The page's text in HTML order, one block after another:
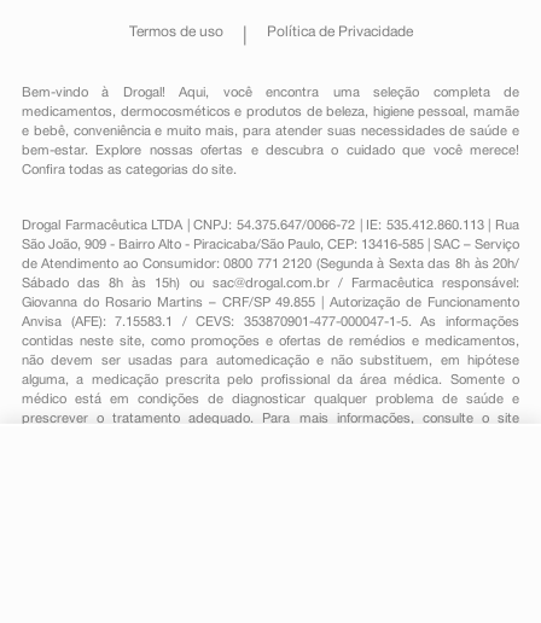
Termos de uso Política de Privacidade
Bem-vindo à Drogal! Aqui, você encontra uma seleção completa de
medicamentos , dermocosméticos e produtos de beleza, higiene pessoal ,mamãe
e bebê, conveniênciae muito mais, para atender suas necessidades de saúde e
bem-estar. Explore nossas ofertas e descubra o cuidado que você merece!
Confira todas as categorias do site.
Drogal Farmacêutica LTDA | CNPJ: 54.375.647/0066-72 | IE: 535.412.860.113 | Rua
São João, 909 - Bairro Alto - Piracicaba/São Paulo, CEP: 13416-585 | SAC – Serviço
de Atendimento ao Consumidor: 0800 771 2120 (Segunda à Sexta das 8h às 20h/
Sábado das 8h às 15h) ou sac@drogal.com.br/ Farmacêutica responsável:
Giovanna do Rosario Martins – CRF/SP 49.855 | Autorização de Funcionamento
Anvisa (AFE): 7.15583.1 / CEVS: 353870901-477-000047-1-5. As informações
contidas neste site, como promoções e ofertas de remédios e medicamentos,
não devem ser usadas para automedicação e não substituem, em hipótese
alguma, a medicação prescrita pelo profissional da área médica. Somente o
médico está em condições de diagnosticar qualquer problema de saúde e
prescrever o tratamento adequado. Para mais informações, consulte o site